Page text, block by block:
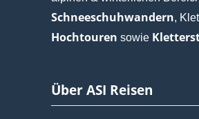
Schneeschuhwandern,
Hochtouren sowie
Über ASI Reisen